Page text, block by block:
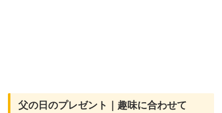
父の日のプレゼント｜趣味に合わせて